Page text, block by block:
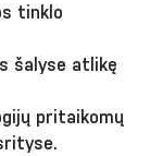
tinklo
šalyse atlikę
pritaikomų